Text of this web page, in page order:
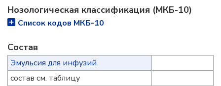
Нозологическая классификация (МКБ-10)
Список кодов МКБ-10
Состав
Эмульсия для инфузий
состав см. таблицу